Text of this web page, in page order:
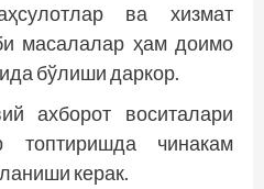
ва хизмат
масалалар ҳам доимо
бўлиши даркор.
ахборот воситалари
топтиришда чинакам
керак.